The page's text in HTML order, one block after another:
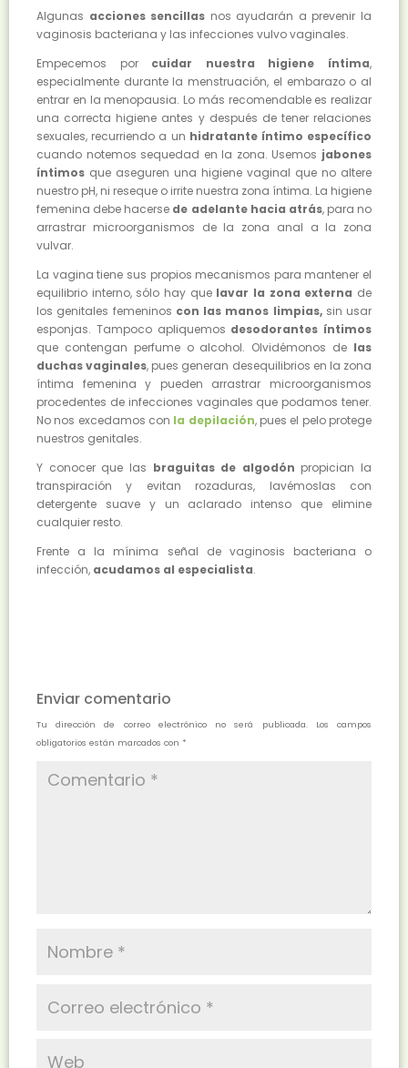
Algunas acciones sencillas nos ayudarán a prevenir la
vaginosis bacteriana y las infecciones vulvo vaginales.
Empecemos porcuidar nuestra higiene íntima,
especialmente durante la menstruación, el embarazo o al
entrar en la menopausia. Lo más recomendable es realizar
una correcta higiene antes y después de tener relaciones
sexuales, recurriendo a un hidratante íntimo específico
cuando notemos sequedad en la zona. Usemos jabones
íntimos que aseguren una higiene vaginal que no altere
nuestro pH, ni reseque o irrite nuestra zona íntima. La higiene
femenina debe hacerse de adelante hacia atrás, para no
arrastrar microorganismos de la zona anal a la zona
vulvar.
La vagina tiene sus propios mecanismos para mantener el
equilibrio interno, sólo hay que lavar la zona externa de
los genitales femeninos con las manos limpias, sin usar
esponjas. Tampoco apliquemos desodorantes íntimos
que contengan perfume o alcohol. Olvidémonos de las
duchas vaginales, pues generan desequilibrios en la zona
íntima femenina y pueden arrastrar microorganismos
procedentes de infecciones vaginales que podamos tener.
No nos excedamos con la depilación, pues el pelo protege
nuestros genitales.
Y conocer que las braguitas de algodón propician la
transpiración y evitan rozaduras, lavémoslas con
detergente suave y un aclarado intenso que elimine
cualquier resto.
Frente a la mínima señal de vaginosis bacteriana o
infección, acudamos al especialista.
Enviar comentario
Tu dirección de correo electrónico no será publicada.
Los campos
obligatorios están marcados con *